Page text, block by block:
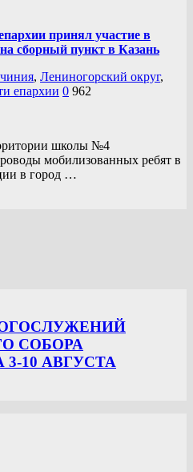
принял участие в
сборный пункт в Казань
, Лениногорский округ,
епархии 0 962
школы №4
мобилизованных ребят в
в город …
СОБОРА
10 АВГУСТА